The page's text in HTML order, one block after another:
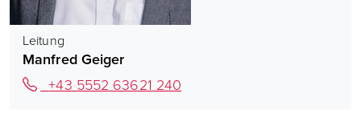
Leitung
Manfred Geiger
+43 5552 63621 240